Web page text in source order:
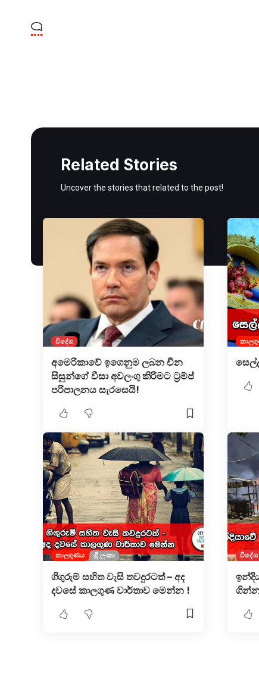
Related Stories
Uncover the stories that related to the post!
විදේශ
අමෙරිකාවේ ඉගෙනුම ලබන චීන
සිසුන්ගේ වීසා අවලංගු කිරීමට ට්‍රම්ප්
පරිපාලනය සැරසෙයි!
කාලගුණය ශ්‍රී ලංකා
ගිගුරුම් සහිත වැසි තවදුරටත් – අද
දවසේ කාලගුණ වාර්තාව මෙන්න !
විදේශ